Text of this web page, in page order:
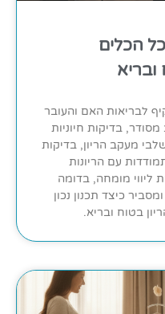
הכלים
ובריא
לבריאות האם והעובר
בדיקות חיוניות
מעקב הריון, בדיקות
עם הריונות
ליווי מומחה, בדומה
כיצד תכנון נכון
בטוח ובריא.